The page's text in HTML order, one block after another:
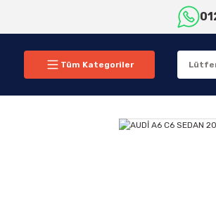
Tüm Kategoriler